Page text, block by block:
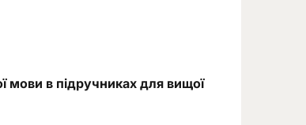
мови в підручниках для вищої